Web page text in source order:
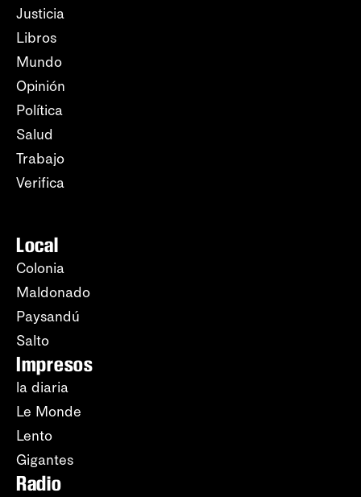
Justicia
Libros
Mundo
Opinión
Política
Salud
Trabajo
Verifica
Local
Colonia
Maldonado
Paysandú
Salto
Impresos
la diaria
Le Monde
Lento
Gigantes
Radio